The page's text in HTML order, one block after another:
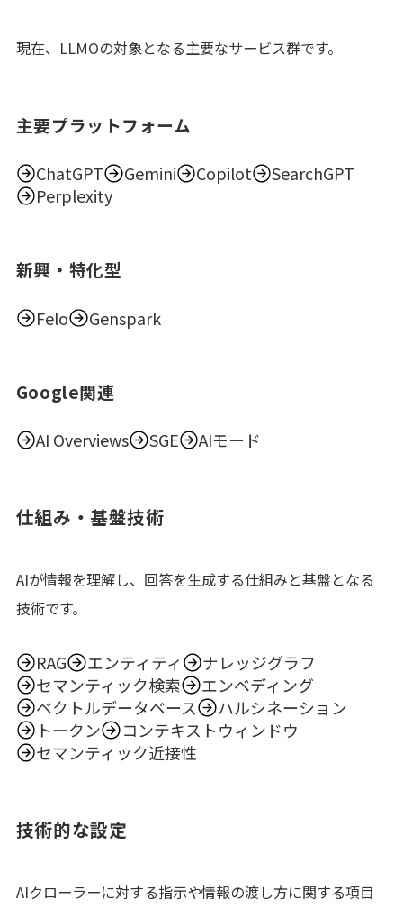
現在、LLMOの対象となる主要なサービス群です。
主要プラットフォーム
ChatGPT Gemini Copilot
SearchGPT
Perplexity
新興・特化型
Felo Genspark
Google関連
AI Overviews SGE AIモード
仕組み・基盤技術
AIが情報を理解し、回答を生成する仕組みと基盤となる
技術です。
RAG エンティティ
ナレッジグラフ
セマンティック検索
エンベディング
ベクトルデータベース
ハルシネーション
トークン
コンテキストウィンドウ
セマンティック近接性
技術的な設定
AIクローラーに対する指示や情報の渡し方に関する項目